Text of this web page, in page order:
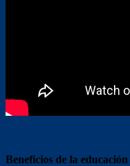
Beneficios de la educación